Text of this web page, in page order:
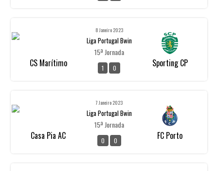
CS Marítimo
8 Janeiro 2023
Liga Portugal Bwin
15ª Jornada
1 0 Sporting CP
Casa Pia AC
7 Janeiro 2023
Liga Portugal Bwin
15ª Jornada
0 0 FC Porto